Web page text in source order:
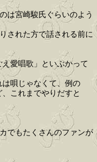
は宮崎駿氏ぐらいのよう
された方で話される前に
愛唱歌」といぶかって
唄じゃなくて、例の
これまでやりだすと
でもたくさんのファンが